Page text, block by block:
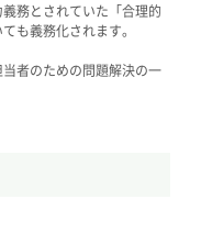
務とされていた「合理的
も義務化されます。
者のための問題解決の一